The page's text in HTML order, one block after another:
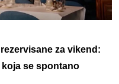
za vikend:
se spontano